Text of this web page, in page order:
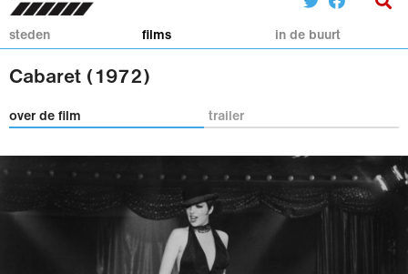
steden films in de buurt
Cabaret (1972)
over de film trailer